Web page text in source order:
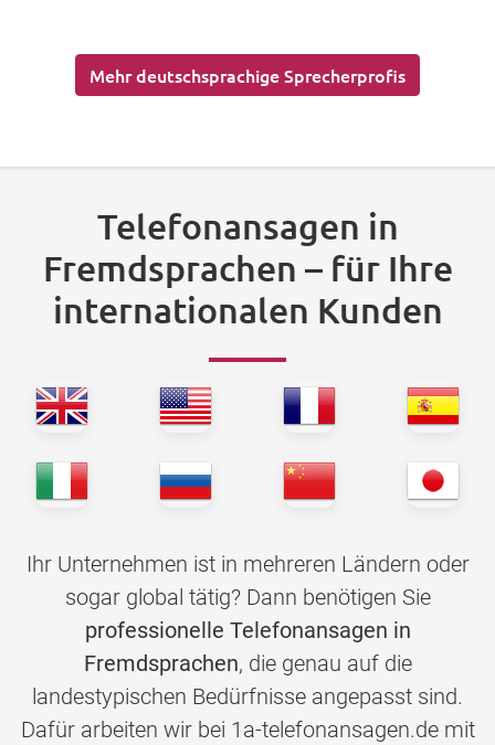
Mehr deutschsprachige Sprecherprofis
Telefonansagen in
Fremdsprachen – für Ihre
internationalen Kunden
Ihr Unternehmen ist in mehreren Ländern oder
sogar global tätig? Dann benötigen Sie
professionelle Telefonansagen in
Fremdsprachen, die genau auf die
landestypischen Bedürfnisse angepasst sind.
Dafür arbeiten wir bei 1a-telefonansagen.de mit